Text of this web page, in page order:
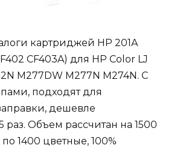
картриджей HP 201A
CF403A) для HP Color LJ
M277DW M277N M274N. С
подходят для
дешевле
раз. Объем рассчитан на 1500
1400 цветные, 100%